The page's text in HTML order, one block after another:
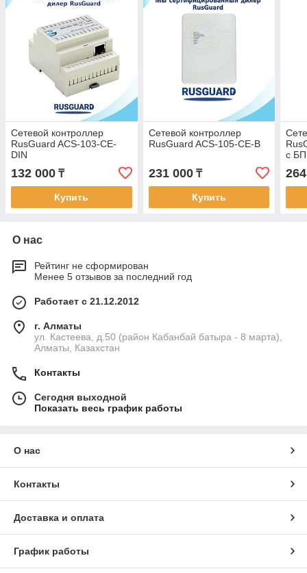
Сетевой контроллер
RusGuard ACS-103-CE-
DIN
132 000 ₸
Купить
Сетевой контроллер
RusGuard ACS-105-CE-B
231 000₸
Купить
с БП
О нас
Рейтинг не сформирован
Менее 5 отзывов за последний год
Работает с 21.12.2012
г. Алматы
ул. Кастеева, д.50 (район Кабанбай батыра - 8 марта),
Алматы, Казахстан
Контакты
Сегодня выходной
Показать весь график работы
О нас
Контакты
Доставка и оплата
График работы